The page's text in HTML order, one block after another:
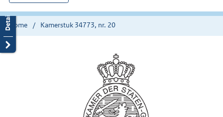
hier:
Home Kamerstuk 34773, nr. 20